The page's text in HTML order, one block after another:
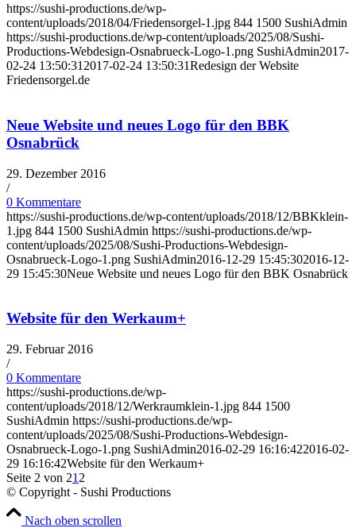
https://sushi-productions.de/wp-
content/uploads/2018/04/Friedensorgel-1.jpg 844 1500 SushiAdmin
https://sushi-productions.de/wp-content/uploads/2025/08/Sushi-
Productions-Webdesign-Osnabrueck-Logo-1.png SushiAdmin2017-
02-24 13:50:31 2017-02-24 13:50:31Redesign der Website
Friedensorgel.de
Neue Website und neues Logo für den BBK
Osnabrück
29. Dezember 2016
/
0 Kommentare
https://sushi-productions.de/wp-content/uploads/2018/12/BBKklein-
1.jpg 844 1500 SushiAdmin https://sushi-productions.de/wp-
content/uploads/2025/08/Sushi-Productions-Webdesign-
Osnabrueck-Logo-1.png SushiAdmin2016-12-29 15:45:302016-12-
29 15:45:30Neue Website und neues Logo für den BBK Osnabrück
Website für den Werkaum+
29. Februar 2016
/
0 Kommentare
https://sushi-productions.de/wp-
content/uploads/2018/12/Werkraumklein-1.jpg 844 1500
SushiAdmin https://sushi-productions.de/wp-
content/uploads/2025/08/Sushi-Productions-Webdesign-
Osnabrueck-Logo-1.png SushiAdmin2016-02-29 16:16:422016-02-
29 16:16:42Website für den Werkaum+
Seite 2 von 21 2
© Copyright - Sushi Productions
Nach oben scrollen